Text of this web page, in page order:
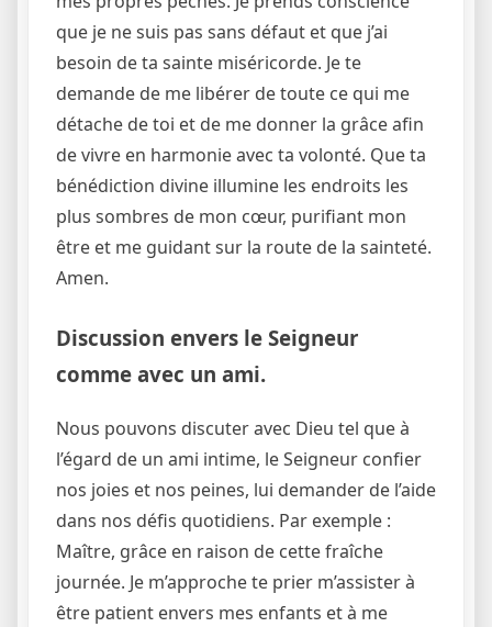
que je ne suis pas sans défaut et que j’ai
besoin de ta sainte miséricorde. Je te
demande de me libérer de toute ce qui me
détache de toi et de me donner la grâce afin
de vivre en harmonie avec ta volonté. Que ta
bénédiction divine illumine les endroits les
plus sombres de mon cœur, purifiant mon
être et me guidant sur la route de la sainteté.
Amen.
Discussion envers le Seigneur
comme avec un ami.
Nous pouvons discuter avec Dieu tel que à
l’égard de un ami intime, le Seigneur confier
nos joies et nos peines, lui demander de l’aide
dans nos défis quotidiens. Par exemple :
Maître, grâce en raison de cette fraîche
journée. Je m’approche te prier m’assister à
être patient envers mes enfants et à me